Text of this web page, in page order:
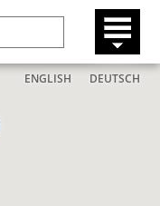
DEUTSCH
ENGLISH